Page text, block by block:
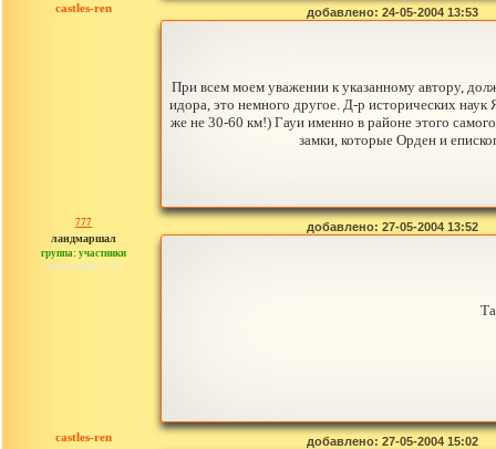
castles-ren добавлено: 24-05-2004 13:53
При всем моем уважении к указанному автору,
идора, это немного другое. Д-р исторических
же не 30-60 км!) Гауи именно в районе этого
замки, которые Орден и
777
ландмаршал
группа: участники
сообщений: 159
добавлено: 27-05-2004 13:52
castles-ren добавлено: 27-05-2004 15:02